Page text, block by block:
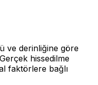
ve derinliğine göre
hissedilme
faktörlere bağlı